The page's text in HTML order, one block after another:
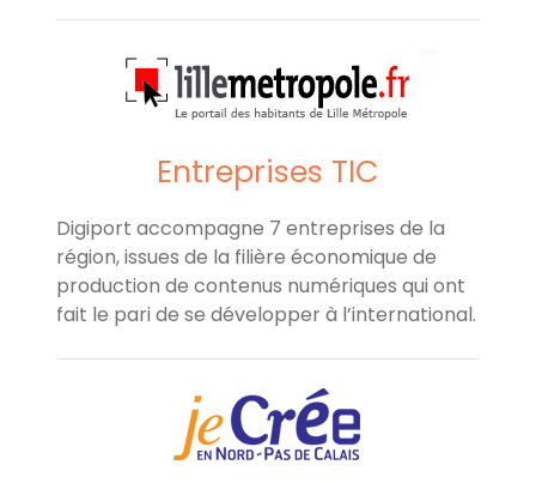
Entreprises TIC
Digiport accompagne 7 entreprises de la
région, issues de la filière économique de
production de contenus numériques qui ont
fait le pari de se développer à l’international.